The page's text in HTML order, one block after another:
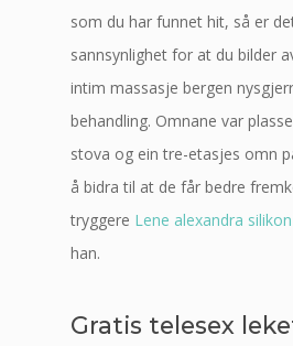
som du har funnet hit, så er
sannsynlighet for at du bilder
intim massasje bergen
behandling. Omnane var
stova og ein tre-etasjes omn
å bidra til at de får bedre
tryggere Lene alexandra
han.
Gratis telesex